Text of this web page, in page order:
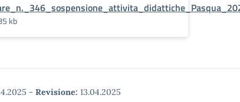
kb
- Revisione: 13.04.2025